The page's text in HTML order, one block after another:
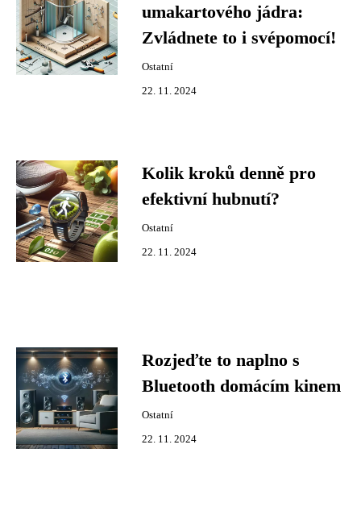
umakartového jádra:
Zvládnete to i svépomocí!
Ostatní
22. 11. 2024
Kolik kroků denně pro
efektivní hubnutí?
Ostatní
22. 11. 2024
Rozjeďte to naplno s
Bluetooth domácím kinem
Ostatní
22. 11. 2024